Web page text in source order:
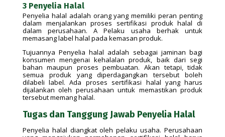
3 Penyelia Halal
Penyelia halal adalah orang yang memiliki peran penting
dalam menjalankan proses sertifikasi produk halal di
dalam perusahaan. A Pelaku usaha berhak untuk
memasang label halal pada kemasan produk.
Tujuannya Penyelia halal adalah sebagai jaminan bagi
konsumen mengenai kehalalan produk, baik dari segi
bahan maupun proses pembuatan. Akan tetapi, tidak
semua produk yang diperdagangkan tersebut boleh
dilabeli label. Ada proses sertifikasi halal yang harus
dijalankan oleh perusahaan untuk memastikan produk
tersebut memang halal.
Tugas dan Tanggung Jawab Penyelia Halal
Penyelia halal diangkat oleh pelaku usaha. Perusahaan